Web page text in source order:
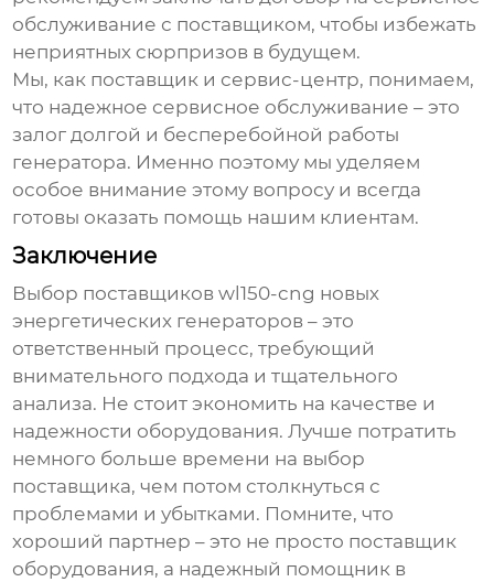
обслуживание с поставщиком, чтобы избежать
неприятных сюрпризов в будущем.
Мы, как поставщик и сервис-центр, понимаем,
что надежное сервисное обслуживание – это
залог долгой и бесперебойной работы
генератора. Именно поэтому мы уделяем
особое внимание этому вопросу и всегда
готовы оказать помощь нашим клиентам.
Заключение
Выбор поставщиков wl150-cng новых
энергетических генераторов – это
ответственный процесс, требующий
внимательного подхода и тщательного
анализа. Не стоит экономить на качестве и
надежности оборудования. Лучше потратить
немного больше времени на выбор
поставщика, чем потом столкнуться с
проблемами и убытками. Помните, что
хороший партнер – это не просто поставщик
оборудования, а надежный помощник в